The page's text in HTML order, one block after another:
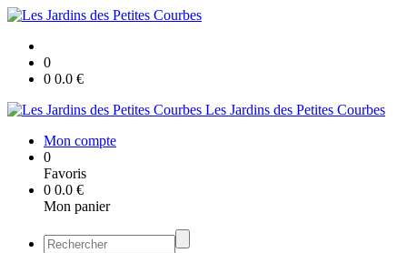
0
0 0.0 €
Les Jardins des Petites Courbes
Mon compte
0
Favoris
0 0.0 €
Mon panier